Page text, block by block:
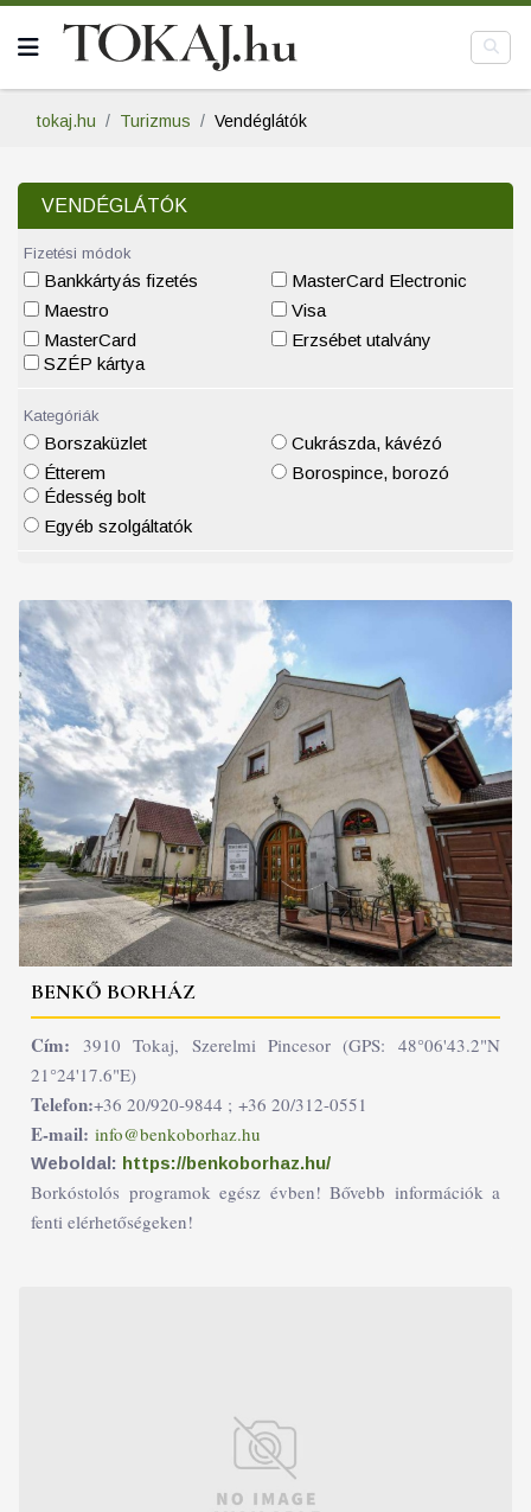
tokaj.hu Turizmus Vendéglátók
VENDÉGLÁTÓK
Fizetési módok
Bankkártyás fizetés
Maestro
MasterCard
MasterCard Electronic
Visa
Erzsébet utalvány
SZÉP kártya
Kategóriák
Borszaküzlet
Étterem
Cukrászda, kávézó
Borospince, borozó
Édesség bolt
Egyéb szolgáltatók
BENKŐ BORHÁZ
Cím: 3910 Tokaj, Szerelmi Pincesor (GPS: 48°06'43.2"N
21°24'17.6"E)
Telefon:+36 20/920-9844 ; +36 20/312-0551
E-mail: info@benkoborhaz.hu
Weboldal: https://benkoborhaz.hu/
Borkóstolós programok egész évben! Bővebb információk a
fenti elérhetőségeken!